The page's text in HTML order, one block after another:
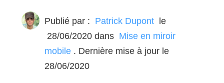
Publié par : Patrick Dupont
le
28/06/2020dans Mise en miroir
mobile . Dernière mise à jour le
28/06/2020